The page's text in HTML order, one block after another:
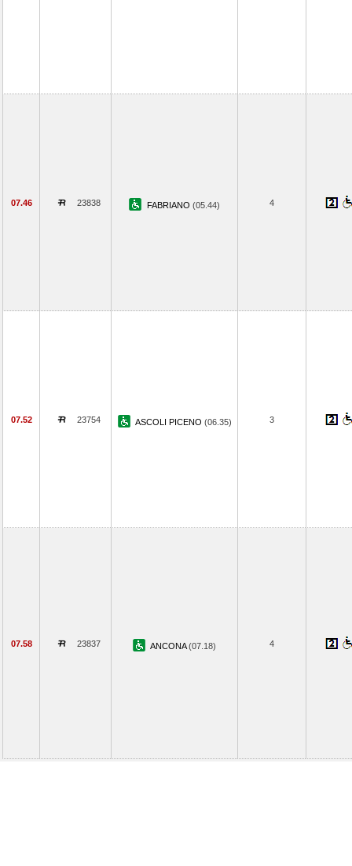
07.46 23838 FABRIANO (05.44) 4
07.52 23754 ASCOLI PICENO (06.35) 3
07.58 23837 ANCONA(07.18) 4